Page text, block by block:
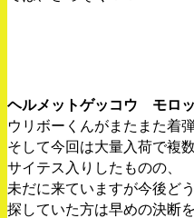
ヘルメットゲッコウ モロ
ウリボーくんがまたまた着弾
そして今回は大量入荷で複
サイテス入りしたものの、
未だに来ていますが今後ど
探していた方は早めの決断を